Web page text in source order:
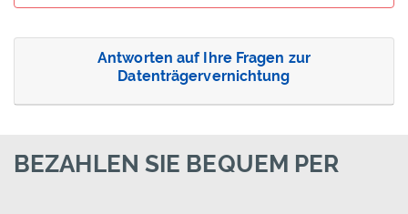
Antworten auf Ihre Fragen zur
Datenträgervernichtung
BEZAHLEN SIE BEQUEM PER